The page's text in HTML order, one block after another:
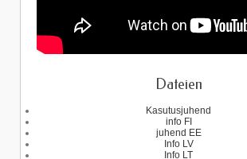
Dateien
Kasutusjuhend
info FI
juhend EE
Info LV
Info LT